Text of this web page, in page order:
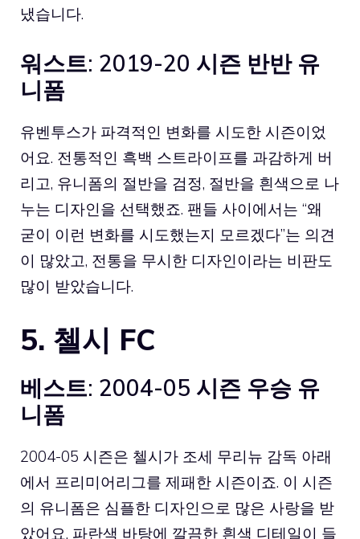
냈습니다.
워스트: 2019-20 시즌 반반 유
니폼
유벤투스가 파격적인 변화를 시도한 시즌이었
어요. 전통적인 흑백 스트라이프를 과감하게 버
리고, 유니폼의 절반을 검정, 절반을 흰색으로 나
누는 디자인을 선택했죠. 팬들 사이에서는 “왜
굳이 이런 변화를 시도했는지 모르겠다”는 의견
이 많았고, 전통을 무시한 디자인이라는 비판도
많이 받았습니다.
5. 첼시 FC
베스트: 2004-05 시즌 우승 유
니폼
2004-05 시즌은 첼시가 조세 무리뉴 감독 아래
에서 프리미어리그를 제패한 시즌이죠. 이 시즌
의 유니폼은 심플한 디자인으로 많은 사랑을 받
았어요. 파란색 바탕에 깔끔한 흰색 디테일이 들